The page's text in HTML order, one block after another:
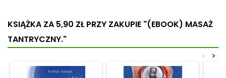
KSIĄŻKA ZA 5,90 ZŁPRZY ZAKUPIE "(EBOOK) MASAŻ
TANTRYCZNY."
>
<